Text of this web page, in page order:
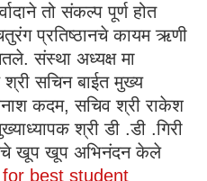
तो संकल्प पूर्ण होत
प्रतिष्ठानचे कायम ऋणी
संस्था अध्यक्ष मा
श्री सचिन बाईत मुख्य
कदम, सचिव श्री राकेश
श्री डी .डी .गिरी
खूप खूप अभिनंदन केले
best student